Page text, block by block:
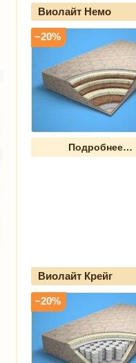
Виолайт Немо
−20%
Подробнее…
Виолайт Крейг
−20%